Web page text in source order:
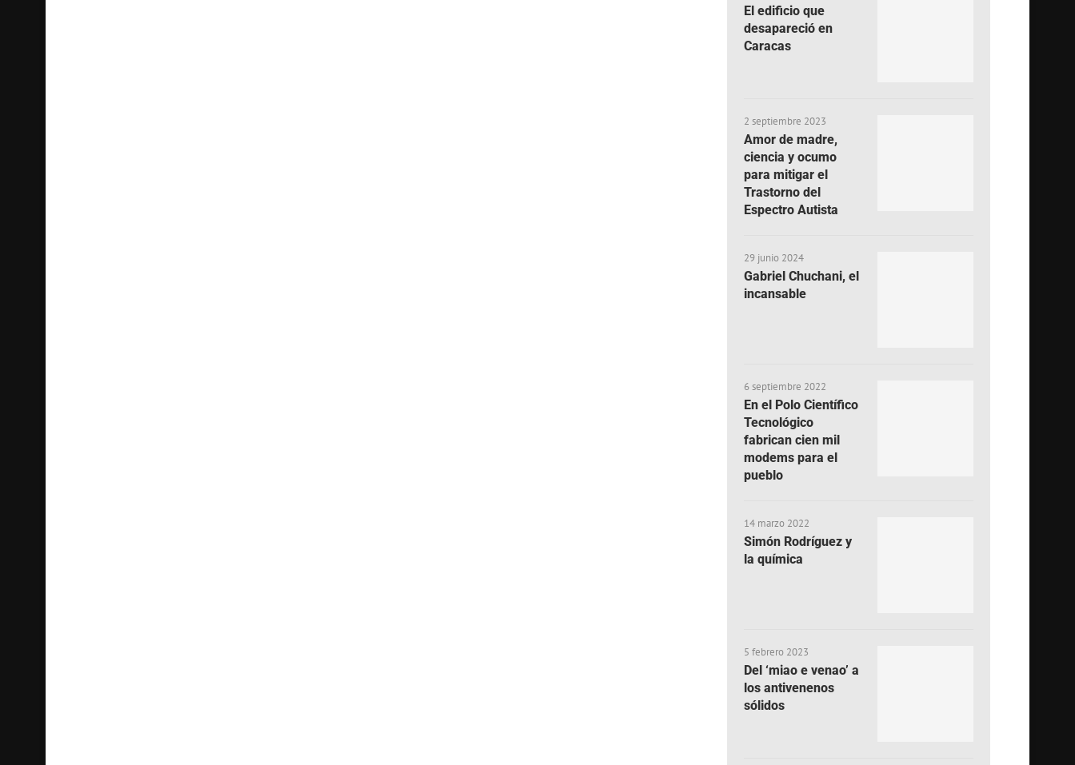
El edificio que
desapareció en
Caracas
2 septiembre 2023
Amor de madre,
ciencia y ocumo
para mitigar el
Trastorno del
Espectro Autista
29 junio 2024
Gabriel Chuchani, el
incansable
6 septiembre 2022
En el Polo Científico
Tecnológico
fabrican cien mil
modems para el
pueblo
14 marzo 2022
Simón Rodríguez y
la química
5 febrero 2023
Del ‘miao e venao’ a
los antivenenos
sólidos